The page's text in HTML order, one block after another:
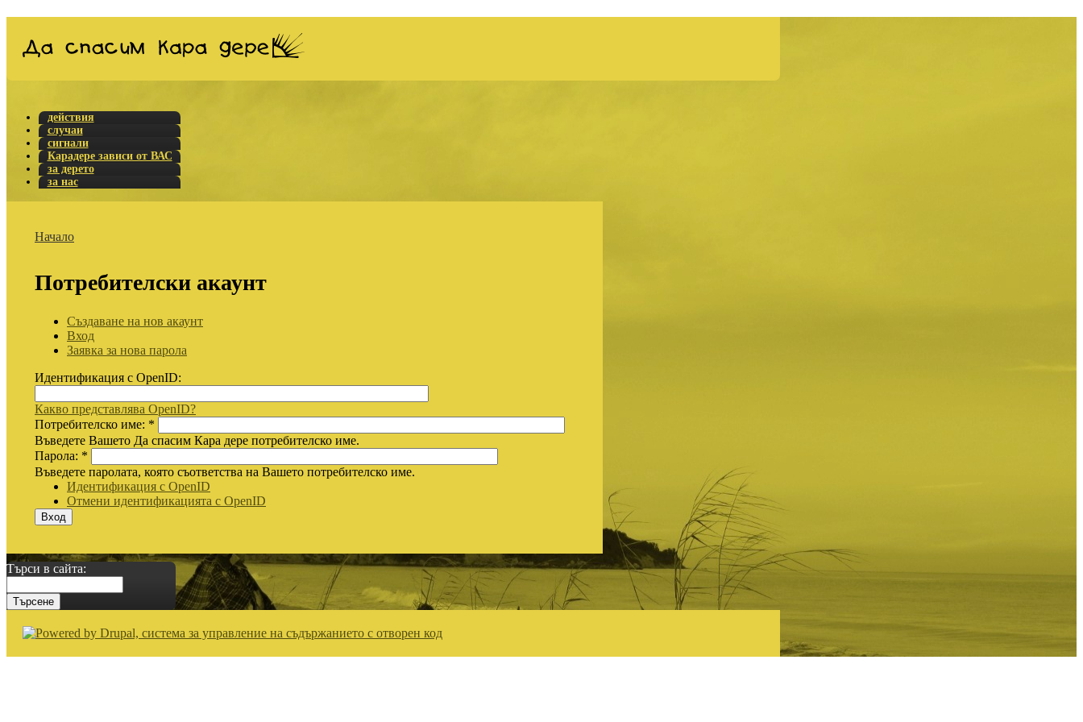
действия
случаи
сигнали
Карадере зависи от ВАС
за дерето
за нас
Начало
Потребителски акаунт
Създаване на нов акаунт
Вход
Заявка за нова парола
Идентификация с OpenID:
Какво представлява OpenID?
Потребителско име: *
Въведете Вашето Да спасим Кара дере потребителско име.
Парола: *
Въведете паролата, която съответства на Вашето потребителско име.
Идентификация с OpenID
Отмени идентификацията с OpenID
Търси в сайта: